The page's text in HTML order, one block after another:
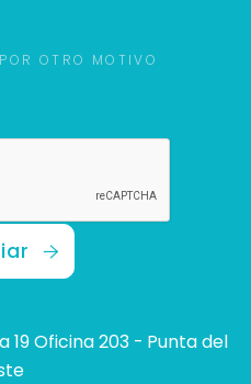
OTRO MOTIVO
19 Oficina 203 - Punta del